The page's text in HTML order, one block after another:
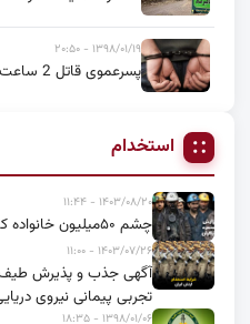
۱۳۹۸/۰۱/۱۹ - ۲۰:۵۰
پسرعموی قاتل 2 ساعت پس از ارتکاب قتل دستگیر شد
استخدام
۱۴۰۳/۰۸/۲۰ - ۱۱:۴۴
چشم ۵۰میلیون خانواده کارگری ایران به هیئت رئیسه مجلس
۱۴۰۳/۰۷/۲۶ - ۱۱:۰۰
تجربی پیمانی نیروی
۱۳۹۸/۰۱/۰۶ - ۱۸:۳۵